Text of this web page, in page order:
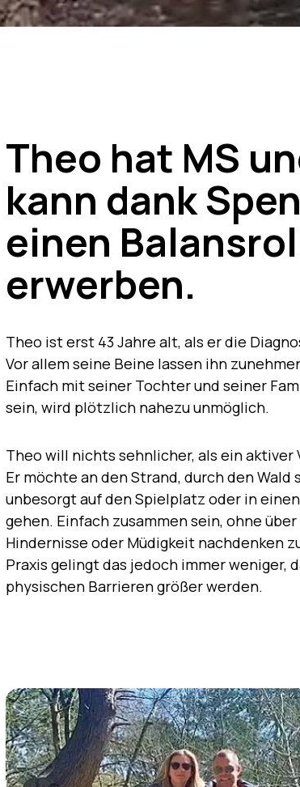
Theo hat MS
kann dank
einen
erwerben.
Theo ist erst 43 Jahre alt, als er die
Vor allem seine Beine lassen ihn
Einfach mit seiner Tochter und seiner
sein, wird plötzlich nahezu unmöglich.
Theo will nichts sehnlicher, als ein aktiver
Er möchte an den Strand, durch den Wald
unbesorgt auf den Spielplatz oder in
gehen. Einfach zusammen sein, ohne
Hindernisse oder Müdigkeit nachdenken
Praxis gelingt das jedoch immer weniger,
physischen Barrieren größer werden.